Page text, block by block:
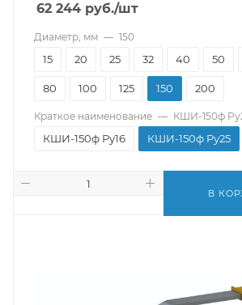
62 244 руб./шт
Диаметр, мм — 150
15 20 25 32 40 50
80 100 125 150 200
Краткое наименование — КШИ-150ф
КШИ-150ф Pу16 КШИ-150ф Pу25
В